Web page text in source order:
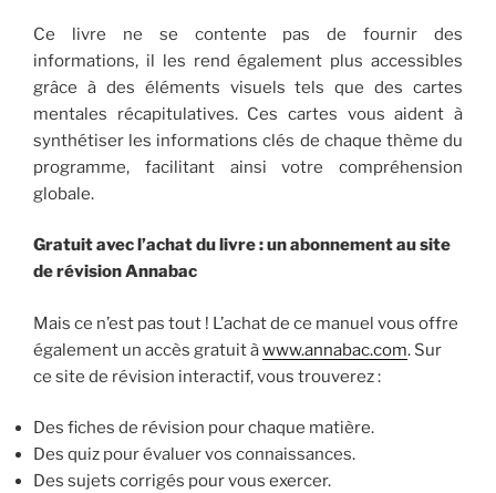
Ce livre ne se contente pas de fournir des
informations, il les rend également plus accessibles
grâce à des éléments visuels tels que des cartes
mentales récapitulatives. Ces cartes vous aident à
synthétiser les informations clés de chaque thème du
programme, facilitant ainsi votre compréhension
globale.
Gratuit avec l’achat du livre : un abonnement au site
de révision Annabac
Mais ce n’est pas tout ! L’achat de ce manuel vous offre
également un accès gratuit àwww.annabac.com. Sur
ce site de révision interactif, vous trouverez :
Des fiches de révision pour chaque matière.
Des quiz pour évaluer vos connaissances.
Des sujets corrigés pour vous exercer.